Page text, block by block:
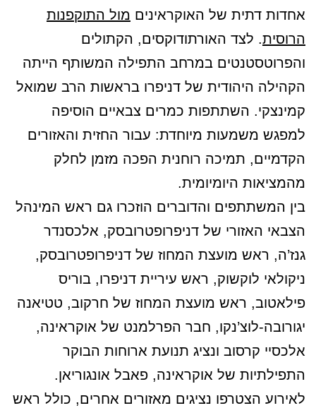
אחדות דתית של האוקראינים מול התוקפנות
הרוסית. לצד האורתודוקסים, הקתולים
והפרוטסטנטים במרחב התפילה המשותף הייתה
הקהילה היהודית של דניפרו בראשות הרב שמואל
קמינצקי. השתתפות כמרים צבאיים הוסיפה
למפגש משמעות מיוחדת: עבור החזית והאזורים
הקדמיים, תמיכה רוחנית הפכה מזמן לחלק
מהמציאות היומיומית.
בין המשתתפים והדוברים הוזכרו גם ראש המינהל
הצבאי האזורי של דניפרופטרובסק, אלכסנדר
גנז’ה, ראש מועצת המחוז של דניפרופטרובסק,
ניקולאי לוקשוק, ראש עיריית דניפרו, בוריס
פילאטוב, ראש מועצת המחוז של חרקוב, טטיאנה
יגורובה-לוצ’נקו, חבר הפרלמנט של אוקראינה,
אלכסיי קרסוב ונציג תנועת ארוחות הבוקר
התפילתיות של אוקראינה, פאבל אונגוריאן.
לאירוע הצטרפו נציגים מאזורים אחרים, כולל ראש